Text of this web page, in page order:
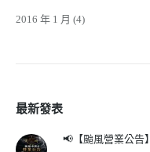
2016 年 1 月 (4)
最新發表
📢【颱風營業公告】